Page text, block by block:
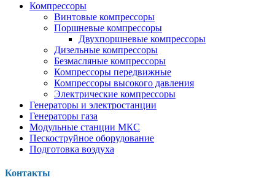
Компрессоры
Винтовые компрессоры
Поршневые компрессоры
Двухпоршневые компрессоры
Дизельные компрессоры
Безмасляные компрессоры
Компрессоры передвижные
Компрессоры высокого давления
Электрические компрессоры
Генераторы и электростанции
Генераторы газа
Модульные станции МКС
Пескоструйное оборудование
Подготовка воздуха
Контакты